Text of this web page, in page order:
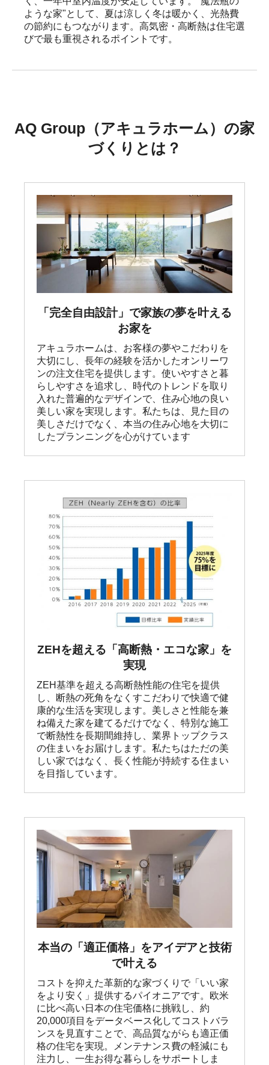
ような家"として、夏は涼しく冬は暖かく、光熱費
の節約にもつながります。高気密・高断熱は住宅選
びで最も重視されるポイントです。
AQ Group（アキュラホーム）の家
づくりとは？
「完全自由設計」で家族の夢を叶える
お家を
アキュラホームは、お客様の夢やこだわりを
大切にし、長年の経験を活かしたオンリーワ
ンの注文住宅を提供します。使いやすさと暮
らしやすさを追求し、時代のトレンドを取り
入れた普遍的なデザインで、住み心地の良い
美しい家を実現します。私たちは、見た目の
美しさだけでなく、本当の住み心地を大切に
したプランニングを心がけています
ZEHを超える「高断熱・エコな家」を
実現
ZEH基準を超える高断熱性能の住宅を提供
し、断熱の死角をなくすこだわりで快適で健
康的な生活を実現します。美しさと性能を兼
ね備えた家を建てるだけでなく、特別な施工
で断熱性を長期間維持し、業界トップクラス
の住まいをお届けします。私たちはただの美
しい家ではなく、長く性能が持続する住まい
を目指しています。
本当の「適正価格」をアイデアと技術
で叶える
コストを抑えた革新的な家づくりで「いい家
をより安く」提供するパイオニアです。欧米
に比べ高い日本の住宅価格に挑戦し、約
20,000項目をデータベース化してコストバラ
ンスを見直すことで、高品質ながらも適正価
格の住宅を実現。メンテナンス費の軽減にも
注力し、一生お得な暮らしをサポートしま